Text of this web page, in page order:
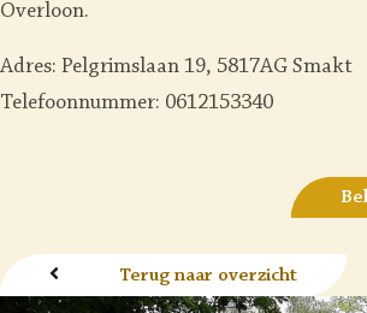
Overloon.
Adres: Pelgrimslaan 19, 5817AG Smakt
Telefoonnummer: 0612153340
Terug naar overzicht